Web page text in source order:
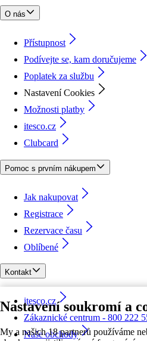
Nastavení soukromí a
My a našich 18 partnerů používáme
O nás
Přístupnost
Podívejte se, kam doručujeme
Poplatek za službu
Nastavení Cookies
Možnosti platby
itesco.cz
Clubcard
Pomoc s prvním nákupem
Jak nakupovat
Registrace
Rezervace času
Oblíbené
Kontakt
itesco.cz
Zákaznické centrum - 800 222
Naše obchody